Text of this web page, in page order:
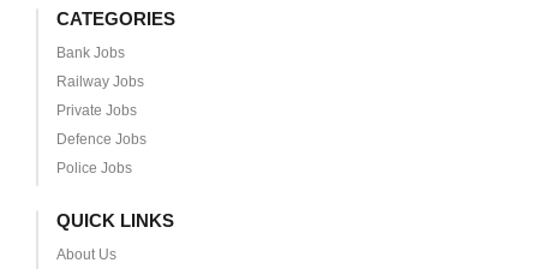
CATEGORIES
Bank Jobs
Railway Jobs
Private Jobs
Defence Jobs
Police Jobs
QUICK LINKS
About Us